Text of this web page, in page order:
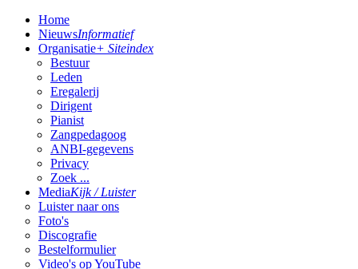
Home
NieuwsInformatief
Organisatie+ Siteindex
Bestuur
Leden
Eregalerij
Dirigent
Pianist
Zangpedagoog
ANBI-gegevens
Privacy
Zoek ...
MediaKijk / Luister
Luister naar ons
Foto's
Discografie
Bestelformulier
Video's op YouTube